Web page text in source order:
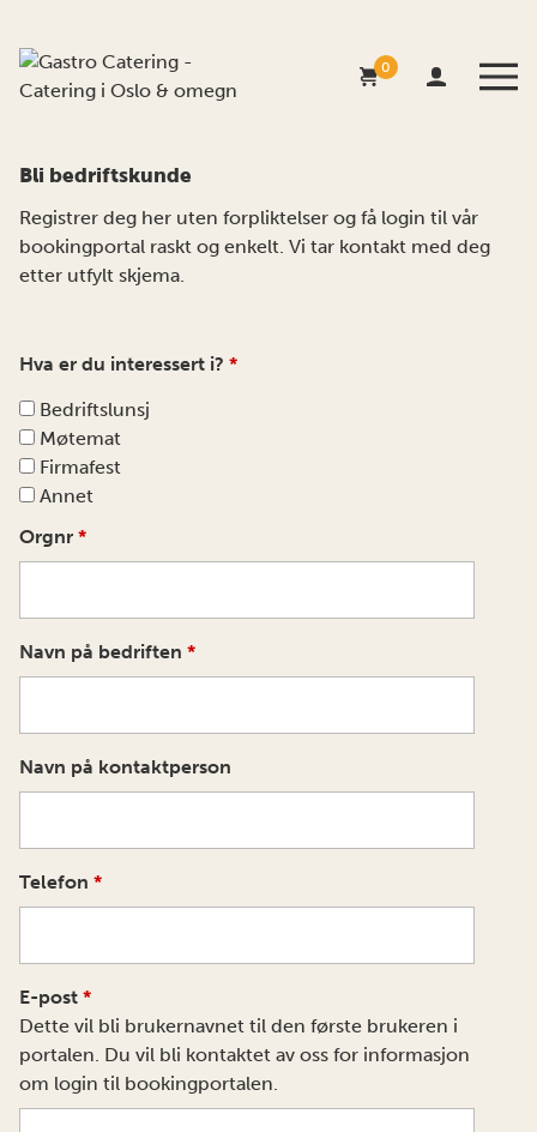
0
Bli bedriftskunde
Registrer deg her uten forpliktelser og få login til vår
bookingportal raskt og enkelt. Vi tar kontakt med deg
etter utfylt skjema.
Hva er du interessert i? *
Bedriftslunsj
Møtemat
Firmafest
Annet
Orgnr *
Navn på bedriften *
Navn på kontaktperson
Telefon *
E-post *
Dette vil bli brukernavnet til den første brukeren i
portalen. Du vil bli kontaktet av oss for informasjon
om login til bookingportalen.